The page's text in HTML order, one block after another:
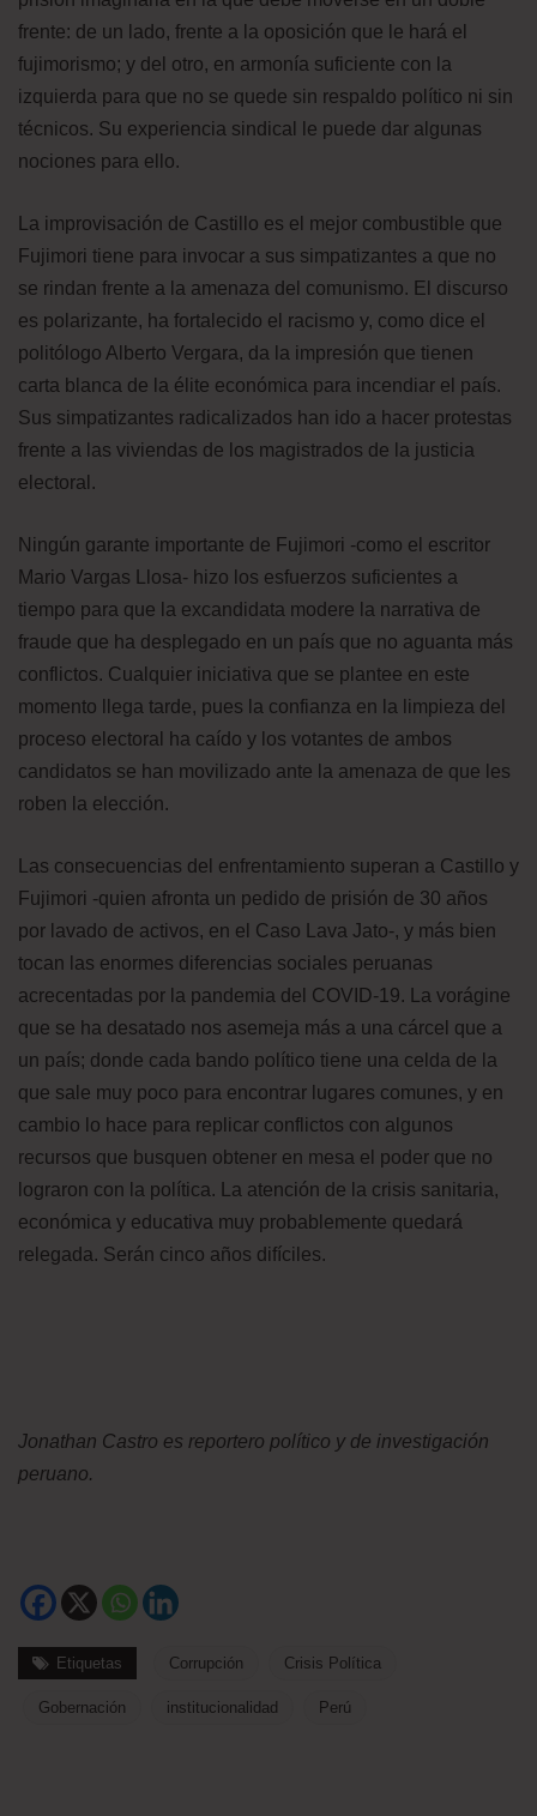
frente: de un lado, frente a la oposición que le hará el
fujimorismo; y del otro, en armonía suficiente con la
izquierda para que no se quede sin respaldo político ni sin
técnicos. Su experiencia sindical le puede dar algunas
nociones para ello.
La improvisación de Castillo es el mejor combustible que
Fujimori tiene para invocar a sus simpatizantes a que no
se rindan frente a la amenaza del comunismo. El discurso
es polarizante, ha fortalecido el racismo y, como dice el
politólogo Alberto Vergara, da la impresión que tienen
carta blanca de la élite económica para incendiar el país.
Sus simpatizantes radicalizados han ido a hacer protestas
frente a las viviendas de los magistrados de la justicia
electoral.
Ningún garante importante de Fujimori -como el escritor
Mario Vargas Llosa- hizo los esfuerzos suficientes a
tiempo para que la excandidata modere la narrativa de
fraude que ha desplegado en un país que no aguanta más
conflictos. Cualquier iniciativa que se plantee en este
momento llega tarde, pues la confianza en la limpieza del
proceso electoral ha caído y los votantes de ambos
candidatos se han movilizado ante la amenaza de que les
roben la elección.
Las consecuencias del enfrentamiento superan a Castillo y
Fujimori -quien afronta un pedido de prisión de 30 años
por lavado de activos, en el Caso Lava Jato-, y más bien
tocan las enormes diferencias sociales peruanas
acrecentadas por la pandemia del COVID-19. La vorágine
que se ha desatado nos asemeja más a una cárcel que a
un país; donde cada bando político tiene una celda de la
que sale muy poco para encontrar lugares comunes, y en
cambio lo hace para replicar conflictos con algunos
recursos que busquen obtener en mesa el poder que no
lograron con la política. La atención de la crisis sanitaria,
económica y educativa muy probablemente quedará
relegada. Serán cinco años difíciles.
Jonathan Castro es reportero político y de investigación
peruano.
Etiquetas Corrupción Crisis Política
Gobernación institucionalidad Perú